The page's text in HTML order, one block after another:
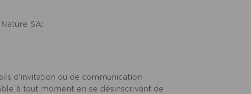
SA:
d’invitation ou de communication
à tout moment en se désinscrivant de